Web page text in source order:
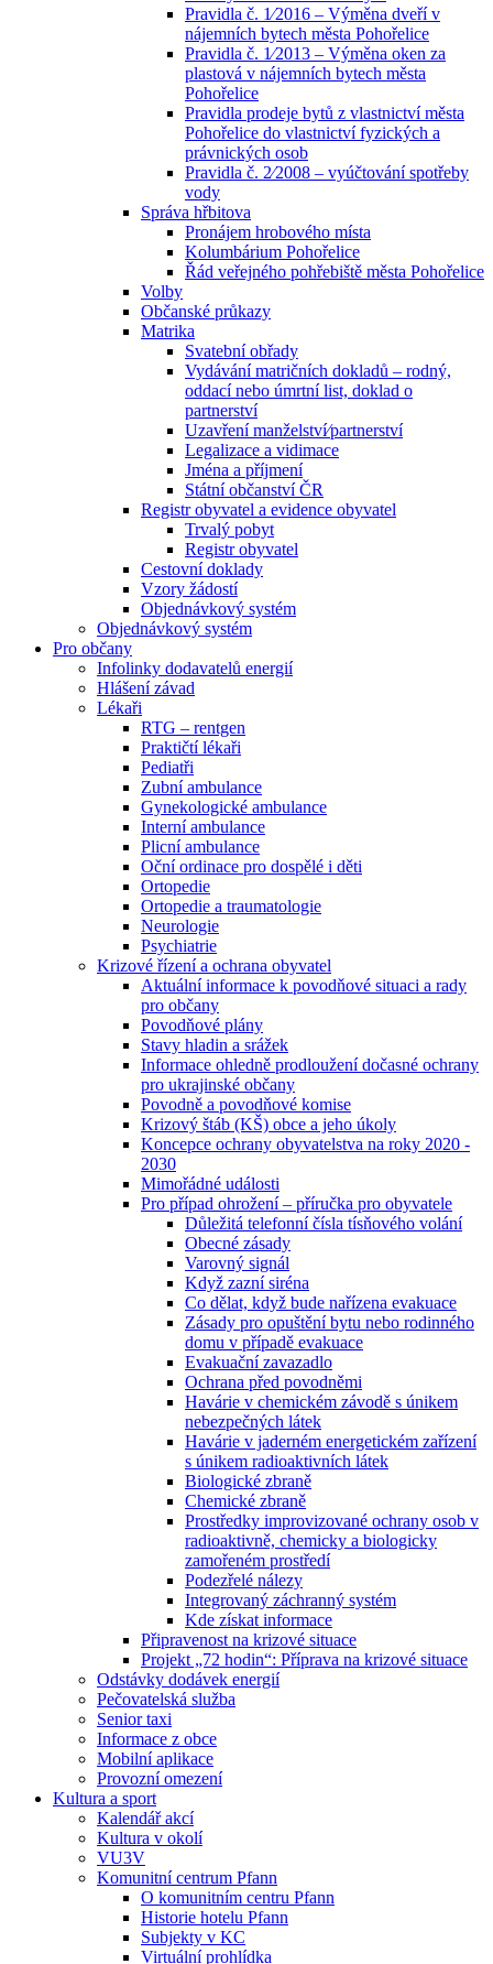
Pravidla č. 1⁄2016 – Výměna dveří v
nájemních bytech města Pohořelice
Pravidla č. 1⁄2013 – Výměna oken za
plastová v nájemních bytech města
Pohořelice
Pravidla prodeje bytů z vlastnictví města
Pohořelice do vlastnictví fyzických a
právnických osob
Pravidla č. 2⁄2008 – vyúčtování spotřeby
vody
Správa hřbitova
Pronájem hrobového místa
Kolumbárium Pohořelice
Řád veřejného pohřebiště města Pohořelice
Volby
Občanské průkazy
Matrika
Svatební obřady
Vydávání matričních dokladů – rodný,
oddací nebo úmrtní list, doklad o
partnerství
Uzavření manželství⁄partnerství
Legalizace a vidimace
Jména a příjmení
Státní občanství ČR
Registr obyvatel a evidence obyvatel
Trvalý pobyt
Registr obyvatel
Cestovní doklady
Vzory žádostí
Objednávkový systém
Objednávkový systém
Pro občany
Infolinky dodavatelů energií
Hlášení závad
Lékaři
RTG – rentgen
Praktičtí lékaři
Pediatři
Zubní ambulance
Gynekologické ambulance
Interní ambulance
Plicní ambulance
Oční ordinace pro dospělé i děti
Ortopedie
Ortopedie a traumatologie
Neurologie
Psychiatrie
Krizové řízení a ochrana obyvatel
Aktuální informace k povodňové situaci a rady
pro občany
Povodňové plány
Stavy hladin a srážek
Informace ohledně prodloužení dočasné ochrany
pro ukrajinské občany
Povodně a povodňové komise
Krizový štáb (KŠ) obce a jeho úkoly
Koncepce ochrany obyvatelstva na roky 2020 -
2030
Mimořádné události
Pro případ ohrožení – příručka pro obyvatele
Důležitá telefonní čísla tísňového volání
Obecné zásady
Varovný signál
Když zazní siréna
Co dělat, když bude nařízena evakuace
Zásady pro opuštění bytu nebo rodinného
domu v případě evakuace
Evakuační zavazadlo
Ochrana před povodněmi
Havárie v chemickém závodě s únikem
nebezpečných látek
Havárie v jaderném energetickém zařízení
s únikem radioaktivních látek
Biologické zbraně
Chemické zbraně
Prostředky improvizované ochrany osob v
radioaktivně, chemicky a biologicky
zamořeném prostředí
Podezřelé nálezy
Integrovaný záchranný systém
Kde získat informace
Připravenost na krizové situace
Projekt „72 hodin“: Příprava na krizové situace
Odstávky dodávek energií
Pečovatelská služba
Senior taxi
Informace z obce
Mobilní aplikace
Provozní omezení
Kultura a sport
Kalendář akcí
Kultura v okolí
VU3V
Komunitní centrum Pfann
O komunitním centru Pfann
Historie hotelu Pfann
Subjekty v KC
Virtuální prohlídka